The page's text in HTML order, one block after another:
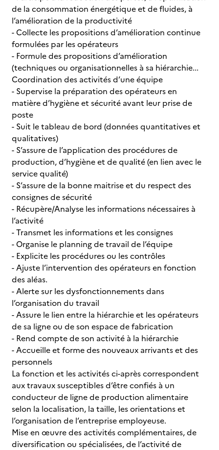
de la consommation énergétique et de fluides, à
l’amélioration de la productivité
- Collecte les propositions d’amélioration continue
formulées par les opérateurs
- Formule des propositions d’amélioration
(techniques ou organisationnelles à sa hiérarchie...
Coordination des activités d’une équipe
- Supervise la préparation des opérateurs en
matière d’hygiène et sécurité avant leur prise de
poste
- Suit le tableau de bord (données quantitatives et
qualitatives)
- S’assure de l’application des procédures de
production, d’hygiène et de qualité (en lien avec le
service qualité)
- S’assure de la bonne maitrise et du respect des
consignes de sécurité
- Récupère/Analyse les informations nécessaires à
l’activité
- Transmet les informations et les consignes
- Organise le planning de travail de l’équipe
- Explicite les procédures ou les contrôles
- Ajuste l’intervention des opérateurs en fonction
des aléas.
- Alerte sur les dysfonctionnements dans
l’organisation du travail
- Assure le lien entre la hiérarchie et les opérateurs
de sa ligne ou de son espace de fabrication
- Rend compte de son activité à la hiérarchie
- Accueille et forme des nouveaux arrivants et des
personnels
La fonction et les activités ci-après correspondent
aux travaux susceptibles d’être confiés à un
conducteur de ligne de production alimentaire
selon la localisation, la taille, les orientations et
l’organisation de l’entreprise employeuse.
Mise en œuvre des activités complémentaires, de
diversification ou spécialisées, de l’activité de